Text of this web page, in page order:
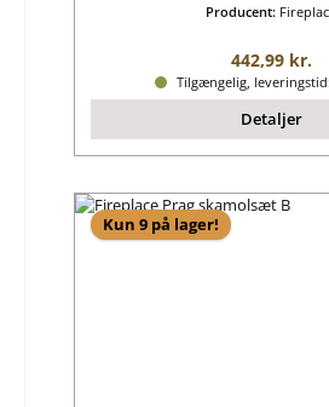
Producent:
Almindelig
442,99 kr.
Tilgængelig,
Detaljer
Kun 9 på lager!